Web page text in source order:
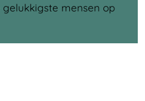
mensen op